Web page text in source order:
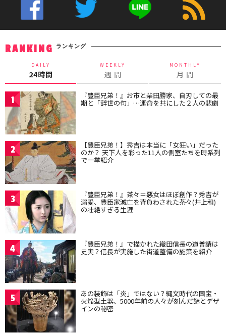
RANKING ランキング
DAILY
24時間
WEEKLY
週 間
MONTHLY
月 間
1 『豊臣兄弟！』お市と柴田勝家、自刃しての最
期と「辞世の句」…運命を共にした２人の悲劇
2 【豊臣兄弟！】秀吉は本当に「女狂い」だった
のか？ 天下人を彩った11人の側室たちを時系列
で一挙紹介
3 『豊臣兄弟！』茶々＝悪女はほぼ創作？秀吉が
溺愛、豊臣家滅亡を背負わされた茶々(井上和)
の壮絶すぎる生涯
4 『豊臣兄弟！』で描かれた織田信長の道普請は
史実？信長が実施した街道整備の施策を紹介
5 あの装飾は「炎」ではない？縄文時代の国宝・
火焔型土器、5000年前の人々が刻んだ謎とデザ
インの秘密